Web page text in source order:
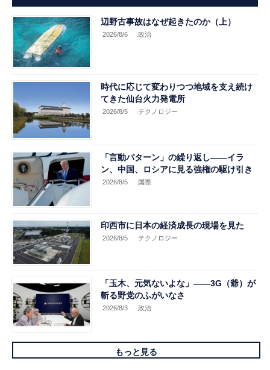
辺野古事故はなぜ起きたのか（上）
2026/8/6 .政治
時代に応じて変わりつつ地域を支え続け
てきた仙台火力発電所
2026/8/5 .テクノロジー
「言動パターン」の繰り返し――イラ
ン、中国、ロシアに見る強権の駆け引き
2026/8/5 .国際
印西市に日本の経済成長の現場を見た
2026/8/5 .テクノロジー
「玉木、元気ないよな」――3G（爺）が
斬る野党のふがいなさ
2026/8/3 .政治
もっと見る